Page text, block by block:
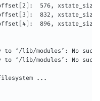
576,
832,
896,
to ‘/lib/modules’: No
to ‘/lib/modules’: No
...